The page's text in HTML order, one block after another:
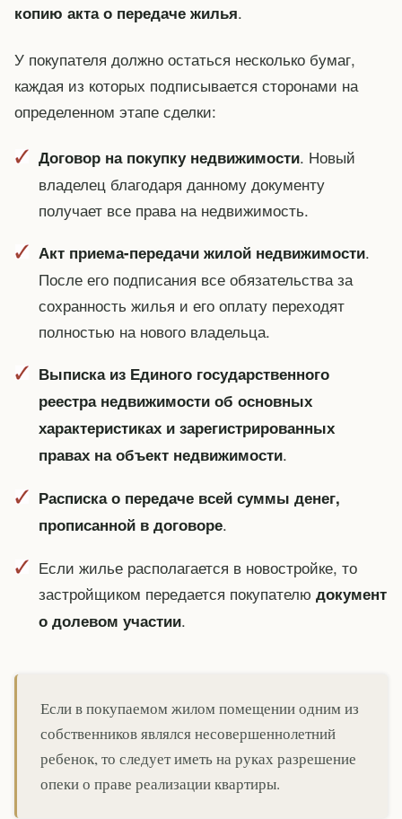
копию акта о передаче жилья.
У покупателя должно остаться несколько бумаг,
каждая из которых подписывается сторонами на
определенном этапе сделки:
Договор на покупку недвижимости. Новый
владелец благодаря данному документу
получает все права на недвижимость.
Акт приема-передачи жилой недвижимости.
После его подписания все обязательства за
сохранность жилья и его оплату переходят
полностью на нового владельца.
Выписка из Единого государственного
реестра недвижимости об основных
характеристиках и зарегистрированных
правах на объект недвижимости.
Расписка о передаче всей суммы денег,
прописанной в договоре.
Если жилье располагается в новостройке, то
застройщиком передается покупателю документ
о долевом участии.
Если в покупаемом жилом помещении одним из
собственников являлся несовершеннолетний
ребенок, то следует иметь на руках разрешение
опеки о праве реализации квартиры.